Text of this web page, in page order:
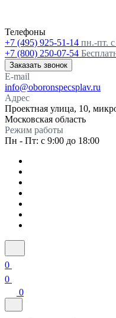
Телефоны
+7 (495) 925-51-14 пн.-пт.
+7 (800) 250-07-54
Заказать звонок
E-mail
info@oboronspecsplav.ru
Адрес
Проектная улица, 10,
Московская область
Режим работы
Пн - Пт: с 9:00 до 18:00
0
0
0